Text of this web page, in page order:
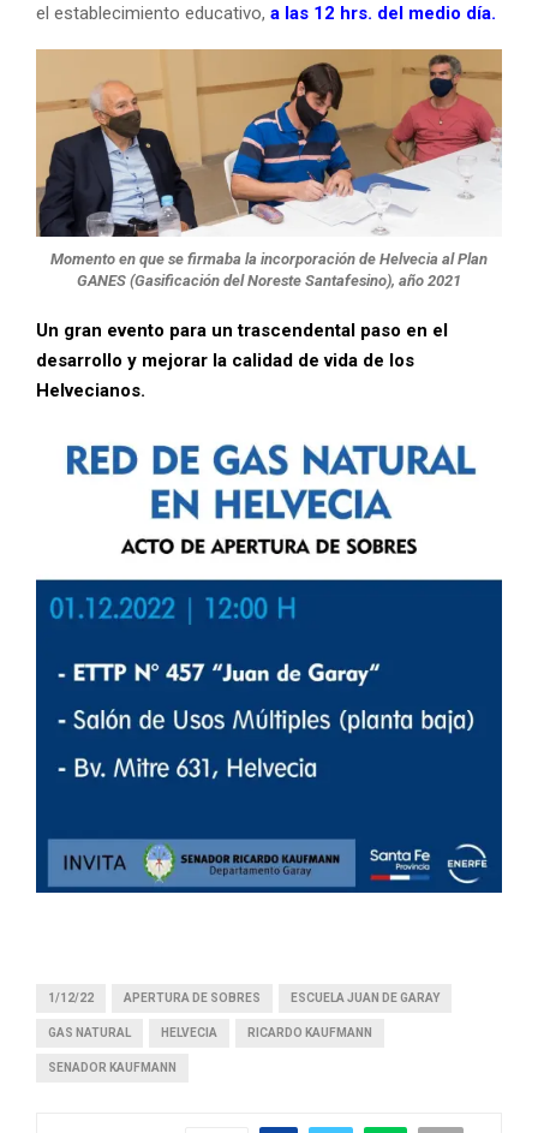
el establecimiento educativo, a las 12 hrs. del medio día.
Momento en que se firmaba la incorporación de Helvecia al Plan
GANES (Gasificación del Noreste Santafesino), año 2021
Un gran evento para un trascendental paso en el
desarrollo y mejorar la calidad de vida de los
Helvecianos.
1/12/22 APERTURA DE SOBRES ESCUELA JUAN DE GARAY
GAS NATURAL HELVECIA RICARDO KAUFMANN
SENADOR KAUFMANN